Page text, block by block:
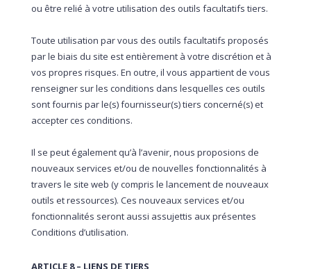
ou être relié à votre utilisation des outils facultatifs tiers.
Toute utilisation par vous des outils facultatifs proposés
par le biais du site est entièrement à votre discrétion et à
vos propres risques. En outre, il vous appartient de vous
renseigner sur les conditions dans lesquelles ces outils
sont fournis par le(s) fournisseur(s) tiers concerné(s) et
accepter ces conditions.
Il se peut également qu’à l’avenir, nous proposions de
nouveaux services et/ou de nouvelles fonctionnalités à
travers le site web (y compris le lancement de nouveaux
outils et ressources). Ces nouveaux services et/ou
fonctionnalités seront aussi assujettis aux présentes
Conditions d’utilisation.
ARTICLE 8 – LIENS DE TIERS